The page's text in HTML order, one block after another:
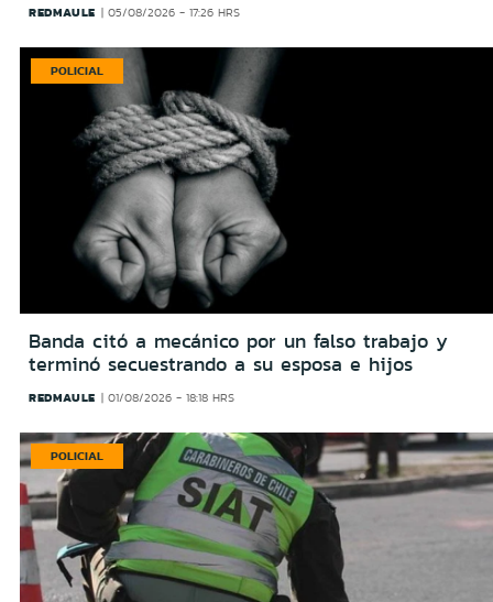
REDMAULE 05/08/2026 - 17:26 HRS
POLICIAL
Banda citó a mecánico por un falso trabajo y
terminó secuestrando a su esposa e hijos
REDMAULE 01/08/2026 - 18:18 HRS
POLICIAL